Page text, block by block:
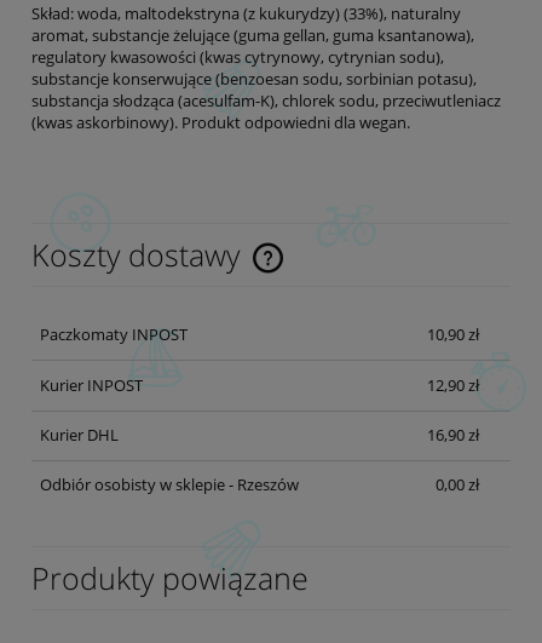
Skład: woda, maltodekstryna (z kukurydzy) (33%), naturalny
aromat, substancje żelujące (guma gellan, guma ksantanowa),
regulatory kwasowości (kwas cytrynowy, cytrynian sodu),
substancje konserwujące (benzoesan sodu, sorbinian potasu),
substancja słodząca (acesulfam-K), chlorek sodu, przeciwutleniacz
(kwas askorbinowy). Produkt odpowiedni dla wegan.
Koszty dostawy
Cena nie zawiera ewentualnych kosztów płatności
Paczkomaty INPOST 10,90 zł
Kurier INPOST 12,90 zł
Kurier DHL 16,90 zł
Odbiór osobisty w sklepie - Rzeszów 0,00 zł
Produkty powiązane